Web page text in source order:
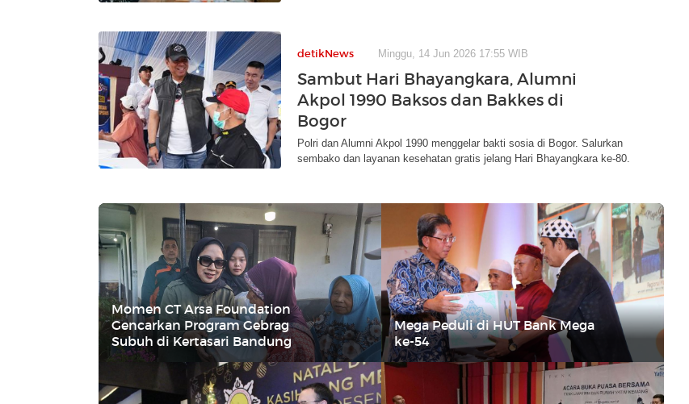
detikNews Minggu, 14 Jun 2026 17:55 WIB
Sambut Hari Bhayangkara, Alumni
Akpol 1990 Baksos dan Bakkes di
Bogor
Polri dan Alumni Akpol 1990 menggelar bakti sosia di Bogor. Salurkan
sembako dan layanan kesehatan gratis jelang Hari Bhayangkara ke-80.
Momen CT Arsa Foundation
Gencarkan Program Gebrag
Subuh di Kertasari Bandung
Mega Peduli di HUT Bank Mega
ke-54